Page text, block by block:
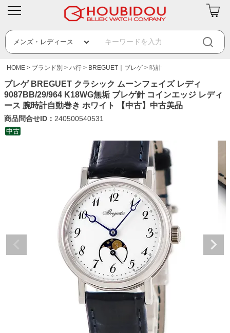
HOME ブランド別 ハ行 BREGUET｜ブレゲ 時計
ブレゲ BREGUET クラシック ムーンフェイズ レディ
9087BB/29/964 K18WG無垢 ブレゲ針 コインエッジ レディ
ース 腕時計自動巻き ホワイト 【中古】中古美品
商品問合せID： 240500540531
中古